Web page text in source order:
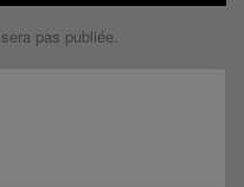
pas publiée.